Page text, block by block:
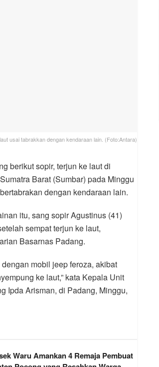
usai tabrakkan dengan kendaraan lain. (Foto:Antara)
berikut sopir, terjun ke laut di
Barat (Sumbar) pada Minggu
dengan kendaraan lain.
itu, sang sopir Agustinus (41)
sempat terjun ke laut,
Basarnas Padang.
mobil jeep feroza, akibat
ke laut,” kata Kepala Unit
Ipda Arisman, di Padang, Minggu,
Waru Amankan 4 Remaja Pembuat